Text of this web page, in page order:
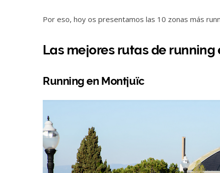
Por eso, hoy os presentamos las 10 zonas más
Las mejores rutas de
Running en Montjuïc